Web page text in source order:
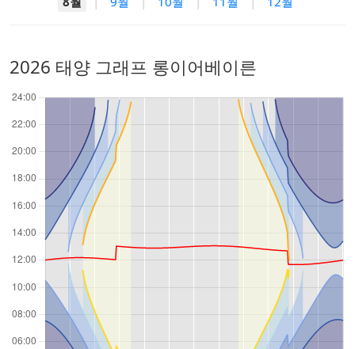
2026 태양 그래프 롱이어베이른